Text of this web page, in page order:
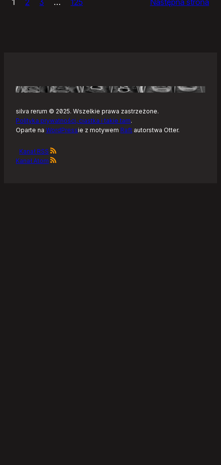
–
Linuksa
silva rerum © 2025. Wszelkie prawa zastrzeżone.
Polityka prywatności, ciastka i takie tam.
Oparte na WordPressie z motywem Raft autorstwa Otter.
Kanał RSS
Kanał Atom